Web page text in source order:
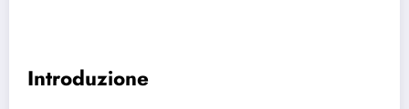
Introduzione